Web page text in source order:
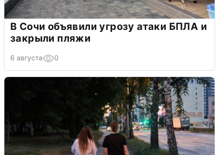
В Сочи объявили угрозу атаки БПЛА и
закрыли пляжи
6 августа 0